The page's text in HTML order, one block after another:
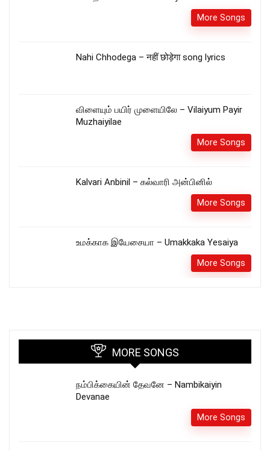
More Songs
Nahi Chhodega – नहीं छोड़ेगा song lyrics
விளையும் பயிர் முளையிலே – Vilaiyum Payir
Muzhaiyilae
More Songs
Kalvari Anbinil – கல்வாரி அன்பினில்
More Songs
உமக்காக இயேசையா – Umakkaka Yesaiya
More Songs
MORE SONGS
நம்பிக்கையின் தேவனே – Nambikaiyin
Devanae
More Songs